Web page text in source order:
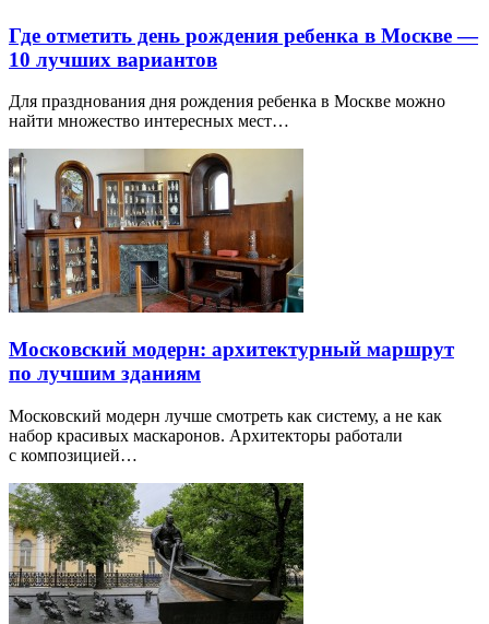
Где отметить день рождения ребенка в Москве —
10 лучших вариантов
Для празднования дня рождения ребенка в Москве можно
найти множество интересных мест…
Московский модерн: архитектурный маршрут
по лучшим зданиям
Московский модерн лучше смотреть как систему, а не как
набор красивых маскаронов. Архитекторы работали
с композицией…